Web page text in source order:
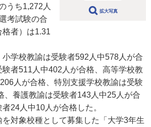
拡大写真
うち1,272人
考試験の合
者）は1.31
学校教諭は受験者592人中578人が合
者511人中402人が合格、高等学校教
人が合格、特別支援学校教諭は受験
、養護教諭は受験者143人中25人が合
24人中10人が合格した。
対象校種として募集した「大学3年生